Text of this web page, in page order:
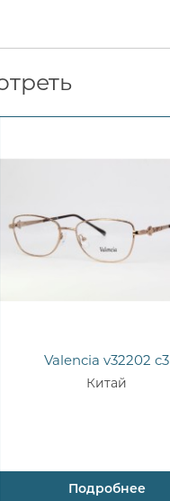
Valencia v32202 c3
Китай
Подробнее